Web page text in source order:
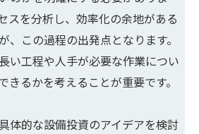
スを分析し、効率化の余地がある
、この過程の出発点となります。
い工程や人手が必要な作業につい
きるかを考えることが重要です。
体的な設備投資のアイデアを検討